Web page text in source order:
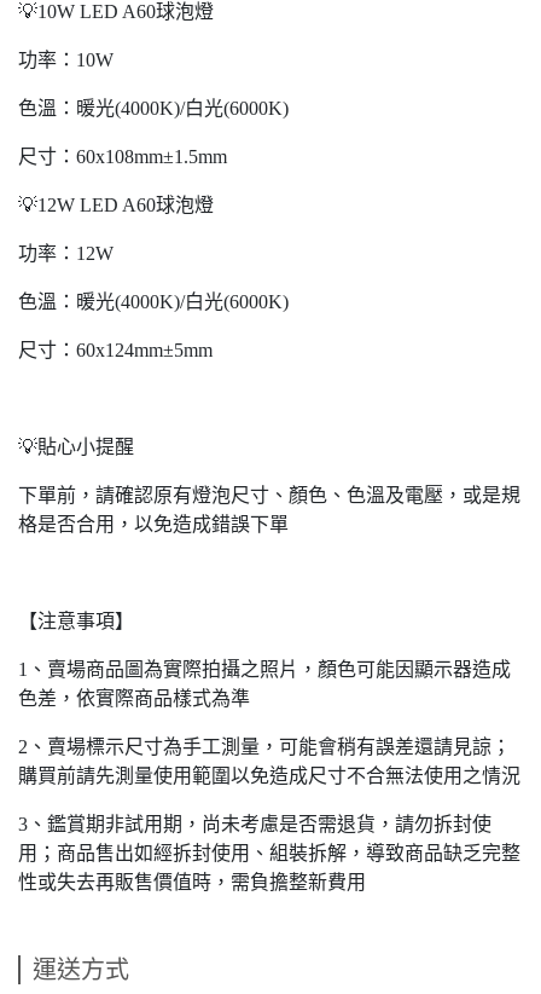
💡10W LED A60球泡燈
功率：10W
色溫：暖光(4000K)/白光(6000K)
尺寸：60x108mm±1.5mm
💡12W LED A60球泡燈
功率：12W
色溫：暖光(4000K)/白光(6000K)
尺寸：60x124mm±5mm
💡貼心小提醒
下單前，請確認原有燈泡尺寸、顏色、色溫及電壓，或是規
格是否合用，以免造成錯誤下單
【注意事項】
1、賣場商品圖為實際拍攝之照片，顏色可能因顯示器造成
色差，依實際商品樣式為準
2、賣場標示尺寸為手工測量，可能會稍有誤差還請見諒；
購買前請先測量使用範圍以免造成尺寸不合無法使用之情況
3、鑑賞期非試用期，尚未考慮是否需退貨，請勿拆封使
用；商品售出如經拆封使用、組裝拆解，導致商品缺乏完整
性或失去再販售價值時，需負擔整新費用
運送方式